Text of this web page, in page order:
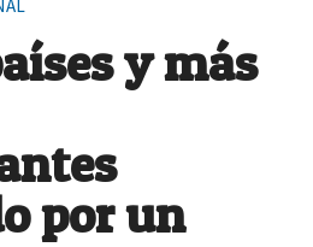
y más
por un